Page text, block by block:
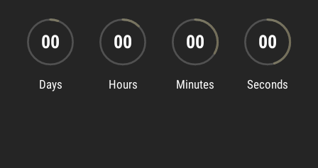
00
Days
00
Hours
00
Minutes
00
Seconds